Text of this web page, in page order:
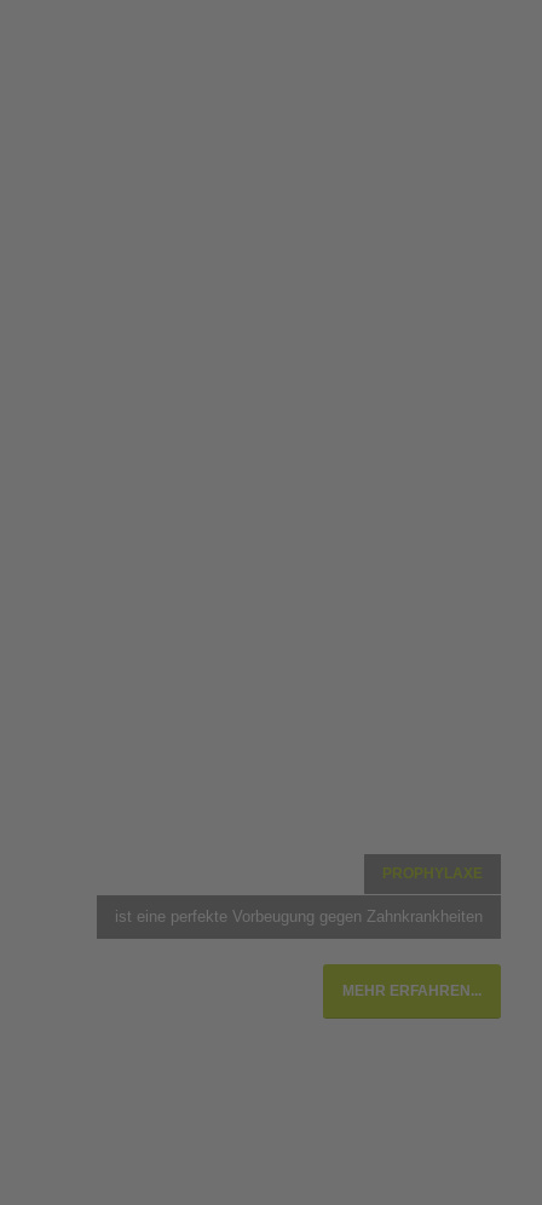
PROPHYLAXE
ist eine perfekte Vorbeugung gegen Zahnkrankheiten
MEHR ERFAHREN...